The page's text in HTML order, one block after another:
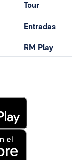
Tour
Entradas
RM Play